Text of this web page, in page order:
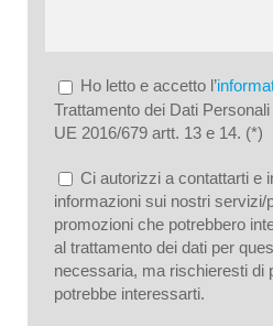
Ho letto e accetto l’
Trattamento dei Dati
UE 2016/679 artt. 13 e 14. (*)
Ci autorizzi a contattarti e
informazioni sui nostri servizi/
promozioni che potrebbero
al trattamento dei dati per
necessaria, ma rischieresti di
potrebbe interessarti.